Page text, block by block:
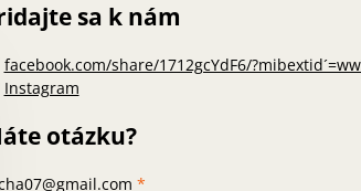
sa k nám
facebook.com/share/1712gcYdF6/
Instagram
otázku?
*